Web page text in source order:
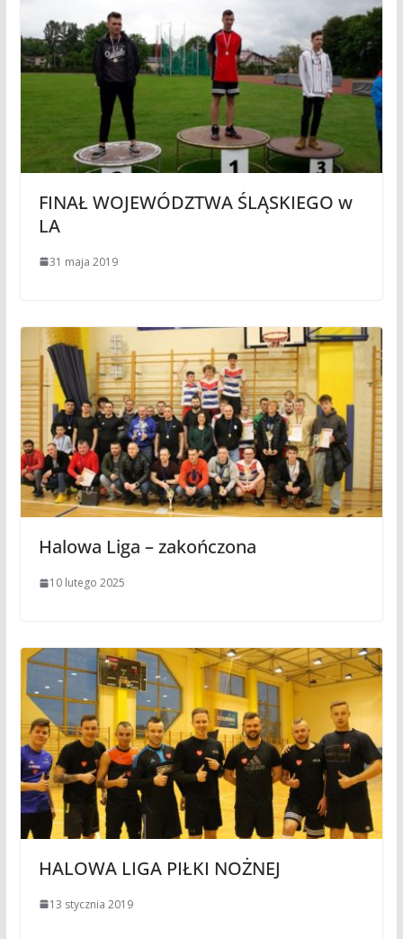
FINAŁ WOJEWÓDZTWA ŚLĄSKIEGO w
LA
31 maja 2019
Halowa Liga – zakończona
10 lutego 2025
HALOWA LIGA PIŁKI NOŻNEJ
13 stycznia 2019